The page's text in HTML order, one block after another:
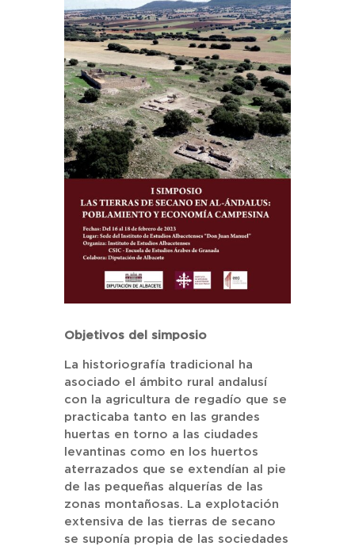
Objetivos del simposio
La historiografía tradicional ha
asociado el ámbito rural andalusí
con la agricultura de regadío que se
practicaba tanto en las grandes
huertas en torno a las ciudades
levantinas como en los huertos
aterrazados que se extendían al pie
de las pequeñas alquerías de las
zonas montañosas. La explotación
extensiva de las tierras de secano
se suponía propia de las sociedades